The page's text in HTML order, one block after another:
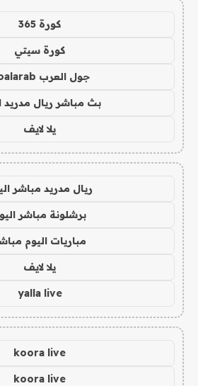
كورة 365
كورة سيتي
جول العرب goalarab
بث مباشر ريال مدريد
يلا لايف
ريال مدريد مباشر
برشلونة مباشر
مباريات اليوم
يلا لايف
yalla live
koora live
koora live